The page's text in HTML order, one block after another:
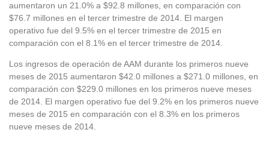
aumentaron un 21.0% a $92.8 millones, en comparación con
$76.7 millones en el tercer trimestre de 2014. El margen
operativo fue del 9.5% en el tercer trimestre de 2015 en
comparación con el 8.1% en el tercer trimestre de 2014.
Los ingresos de operación de AAM durante los primeros nueve
meses de 2015 aumentaron $42.0 millones a $271.0 millones, en
comparación con $229.0 millones en los primeros nueve meses
de 2014. El margen operativo fue del 9.2% en los primeros nueve
meses de 2015 en comparación con el 8.3% en los primeros
nueve meses de 2014.